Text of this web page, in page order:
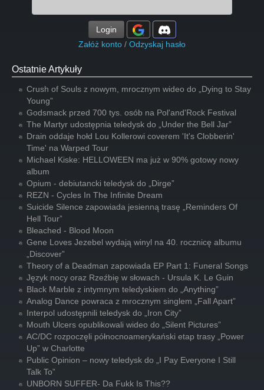
Login
Załóż konto / Odzyskaj hasło
Ostatnie Artykuły
Crush of Souls z nowym, mrocznym wideo do „Dying to Stay
Young”
Godsmack przed 700 tys. osób na Pol'and'Rock Festival
The Martyr udostępnia teledysk do „Under the Bell Jar”
Drain oddaje hołd Lou Kollerowi coverem 'It's Clobberin'
Time' na Warped Tour
Michael Kiske: HELLOWEEN ma już w 90% gotowy nowy
album
Opium - debiutancki teledysk do „Dirge”
REZN - Cycles In The Infinite Dream
Suicide Silence zapowiada jesienną trasę „Reminders Of
Hell Tour”
Bleached - Blood Moon
Gene Loves Jezebel wydają winyl na 40. rocznicę albumu
„Discover”
Theory of a Deadman zapowiada EP Part 1: Funeral Songs
Język nocy oraz Rzeźbię w słowach - Ursula K. Le Guin
Black Marble z intymnym teledyskiem do „Anything”
Analog Dance powraca z mrocznym singlem „Fall Apart”
Interpol udostępnili teledysk do „Iron City”
Mouth Ulcers opublikowali wideo do „Silent Pictures”
AC/DC rozpoczęli północnoamerykański etap trasy „Power
Up” w Charlotte
Public Opinion – nowy teledysk do „I Pay Everyone I Still
Talk To”
UNBORN SUFFER- Da Fukk Is This??